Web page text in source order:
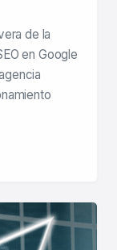
de la
en Google